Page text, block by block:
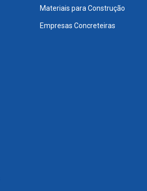
Materiais para Construção
Empresas Concreteiras